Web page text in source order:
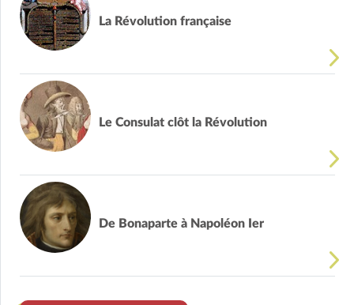
La Révolution française
Le Consulat clôt la Révolution
De Bonaparte à Napoléon Ier